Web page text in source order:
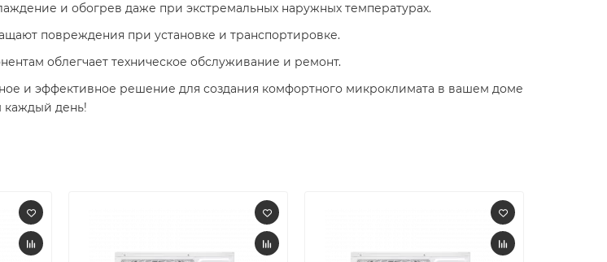
и обогрев даже при экстремальных наружных температурах.​
повреждения при установке и транспортировке.​
облегчает техническое обслуживание и ремонт.​
и эффективное решение для создания комфортного микроклимата в вашем доме
каждый день!​